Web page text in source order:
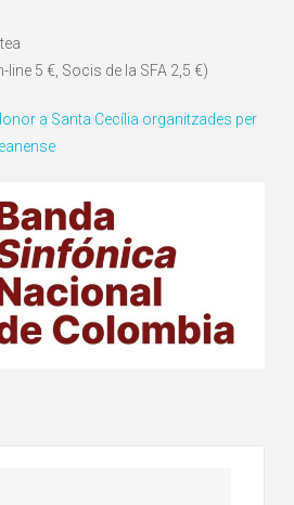
5 €, Socis de la SFA 2,5 €)
a Santa Cecília organitzades per